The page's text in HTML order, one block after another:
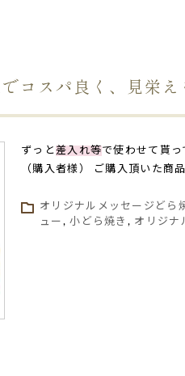
コスパ良く、見栄え
ずっと差入れ等で使わせて貰
（購入者様） ご購入頂いた商
オリジナルメッセージどら
ュー ,小どら焼き , オリジナ